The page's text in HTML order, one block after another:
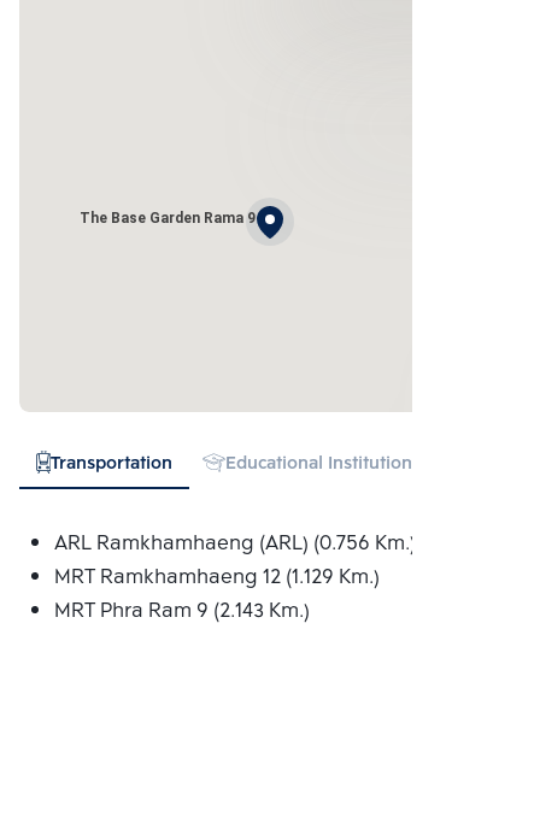
The Base Garden Rama 9
Transportation Educational Institution
ARL Ramkhamhaeng (ARL) (0.756 Km.)
MRT Ramkhamhaeng 12 (1.129 Km.)
MRT Phra Ram 9 (2.143 Km.)